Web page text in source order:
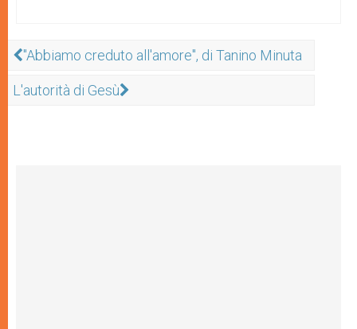
"Abbiamo creduto all'amore", di Tanino Minuta
L'autorità di Gesù